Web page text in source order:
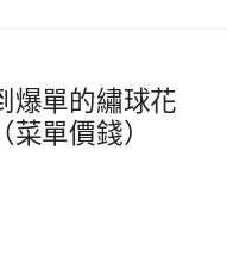
爆單的繡球花
單價錢）